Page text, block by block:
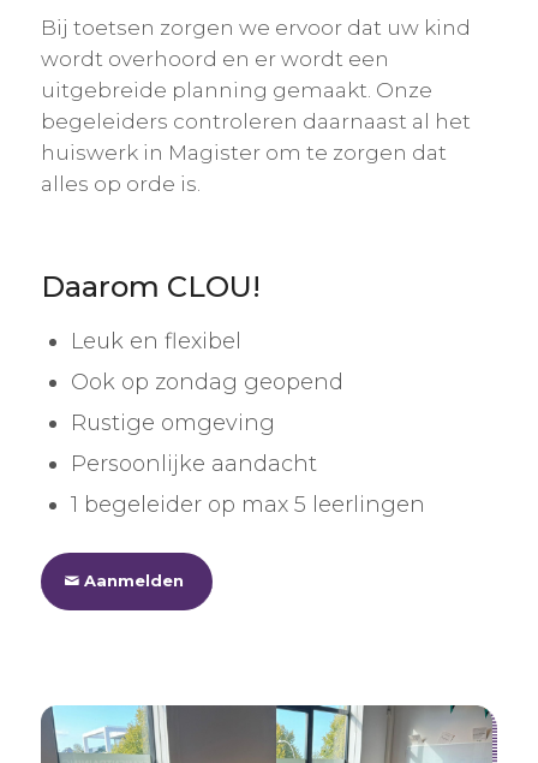
Bij toetsen zorgen we ervoor dat uw kind
wordt overhoord en er wordt een
uitgebreide planning gemaakt. Onze
begeleiders controleren daarnaast al het
huiswerk in Magister om te zorgen dat
alles op orde is.
Daarom CLOU!
Leuk en flexibel
Ook op zondag geopend
Rustige omgeving
Persoonlijke aandacht
1 begeleider op max 5 leerlingen
Aanmelden